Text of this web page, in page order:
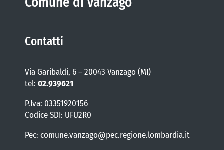
Contatti
Via Garibaldi, 6 – 20043 Vanzago (MI)
tel: 02.939621
P.Iva: 03351920156
Codice SDI: UFU2R0
Pec: comune.vanzago@pec.regione.lombardia.it